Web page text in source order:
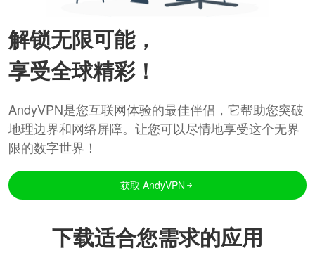
解锁无限可能，
享受全球精彩！
AndyVPN是您互联网体验的最佳伴侣，它帮助您突破
地理边界和网络屏障。让您可以尽情地享受这个无界
限的数字世界！
获取 AndyVPN
下载适合您需求的应用